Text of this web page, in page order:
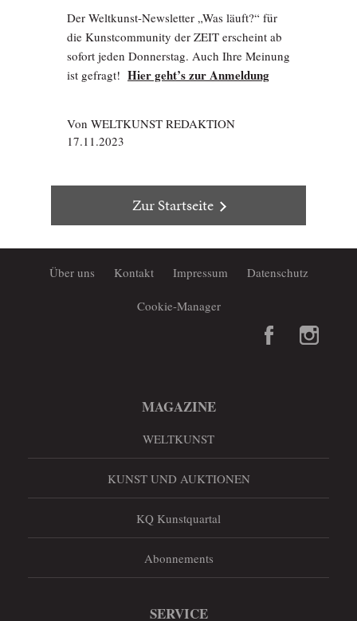
Der Weltkunst-Newsletter „Was läuft?“ für
die Kunstcommunity der ZEIT erscheint ab
sofort jeden Donnerstag. Auch Ihre Meinung
ist gefragt! Hier geht’s zur Anmeldung
Von WELTKUNST REDAKTION
17.11.2023
Zur Startseite
Über uns Kontakt Impressum Datenschutz
Cookie-Manager
MAGAZINE
WELTKUNST
KUNST UND AUKTIONEN
KQ Kunstquartal
Abonnements
SERVICE